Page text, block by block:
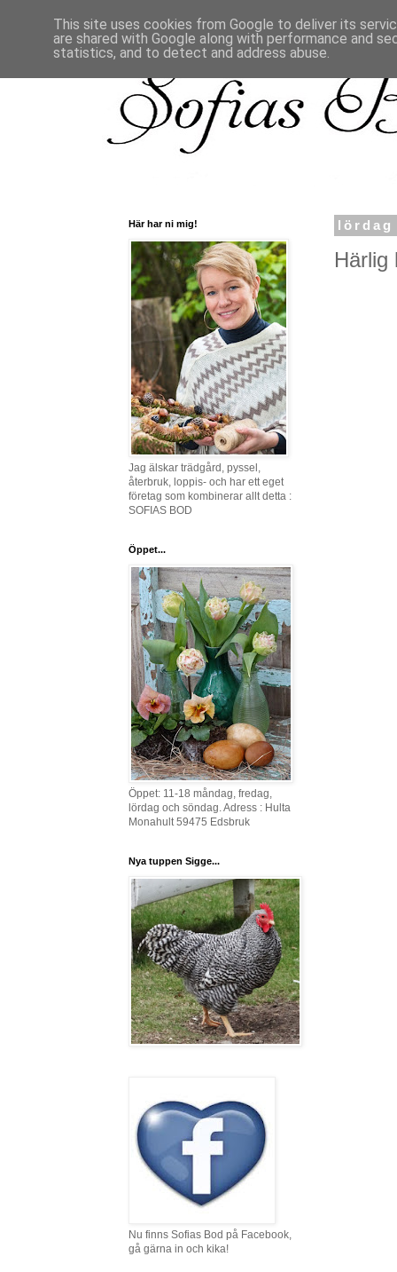
Härlig
Här har ni mig!
Jag älskar trädgård, pyssel,
återbruk, loppis- och har ett eget
företag som kombinerar allt detta :
SOFIAS BOD
Öppet...
Öppet: 11-18 måndag, fredag,
lördag och söndag. Adress : Hulta
Monahult 59475 Edsbruk
Nya tuppen Sigge...
Nu finns Sofias Bod på Facebook,
gå gärna in och kika!
This site uses cookies from Google to deliver its
are shared with Google along with performance and
statistics, and to detect and address abuse.